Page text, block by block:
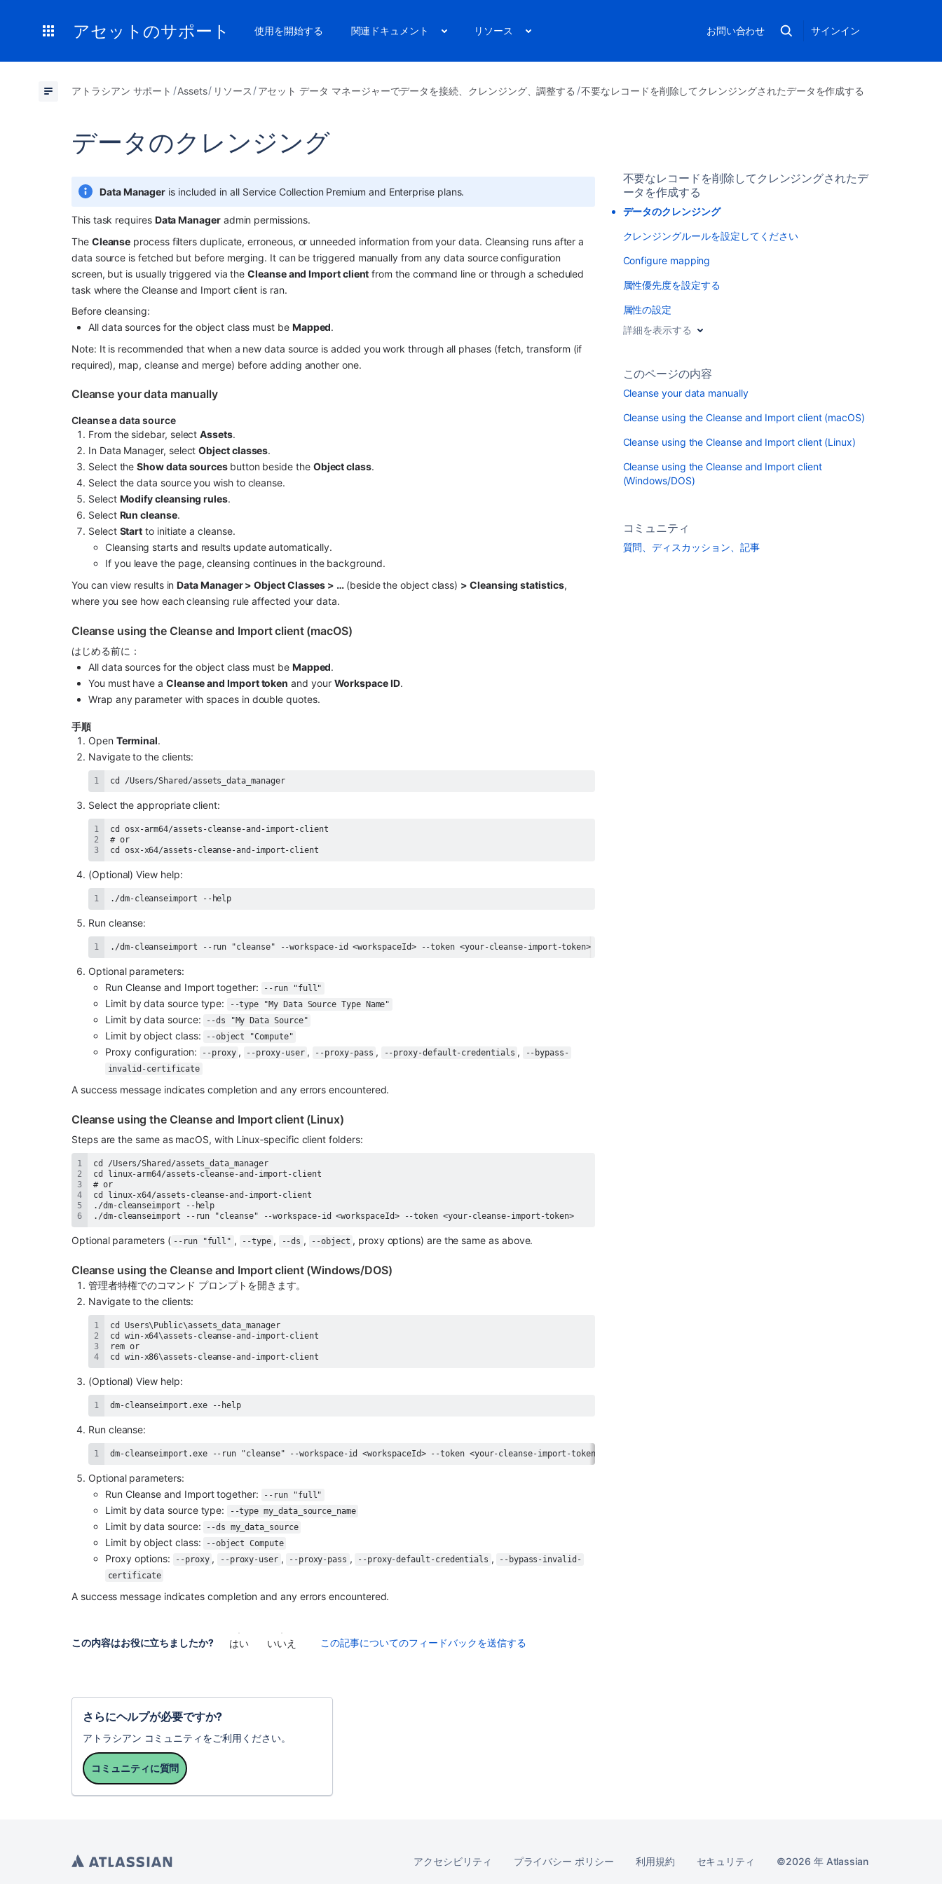
アセットのサポート 使用を開始する 関連ドキュメント リソース お問い合わせ サインイン
アトラシアン サポート Assets リソース アセット データ マネージャーでデータを接続、クレンジング、調整する 不要なレコードを削除してクレンジングされたデータを作成する
データのクレンジング
Data Manager is included in all Service Collection Premium and Enterprise plans.
This task requires Data Manager admin permissions.
The Cleanse process filters duplicate, erroneous, or unneeded information from your data. Cleansing runs after a
data source is fetched but before merging. It can be triggered manually from any data source configuration
screen, but is usually triggered via the Cleanse and Import client from the command line or through a scheduled
task where the Cleanse and Import client is ran.
Before cleansing:
All data sources for the object class must be Mapped.
Note: It is recommended that when a new data source is added you work through all phases (fetch, transform (if
required), map, cleanse and merge) before adding another one.
Cleanse your data manually
Cleanse a data source
From the sidebar, select Assets.
In Data Manager, select Object classes.
Select the Show data sources button beside the Object class.
Select the data source you wish to cleanse.
Select Modify cleansing rules.
Select Run cleanse.
Select Start to initiate a cleanse.
Cleansing starts and results update automatically.
If you leave the page, cleansing continues in the background.
You can view results in Data Manager > Object Classes > … (beside the object class) > Cleansing statistics,
where you see how each cleansing rule affected your data.
Cleanse using the Cleanse and Import client (macOS)
はじめる前に：
All data sources for the object class must be Mapped.
You must have a Cleanse and Import token and your Workspace ID.
Wrap any parameter with spaces in double quotes.
手順
Open Terminal.
Navigate to the clients:
cd /Users/Shared/assets_data_manager
Select the appropriate client:
# or
cd osx-x64/assets-cleanse-and-import-client
(Optional) View help:
./dm-cleanseimport --help
Run cleanse:
./dm-cleanseimport --run "cleanse" --workspace-id <workspaceId> --token <your-cleanse-import-token>
Optional parameters:
Run Cleanse and Import together:
--run "full"
Limit by data source type: --type "My Data Source Type Name"
Limit by data source: --ds "My Data Source"
Limit by object class: --object "Compute"
Proxy configuration: --proxy , --proxy-user , --proxy-pass , --proxy-default-credentials ,
--bypass-
invalid-certificate
A success message indicates completion and any errors encountered.
Cleanse using the Cleanse and Import client (Linux)
Steps are the same as macOS, with Linux‑specific client folders:
cd /Users/Shared/assets_data_manager
# or
./dm-cleanseimport --run "cleanse" --workspace-id <workspaceId> --token <your-cleanse-import-token>
Optional parameters ( --run "full" , --type , --ds , --object , proxy options) are the same as above.
Cleanse using the Cleanse and Import client (Windows/DOS)
管理者特権でのコマンド プロンプトを開きます。
Navigate to the clients:
cd Users\Public\assets_data_manager
rem or
cd win-x86\assets-cleanse-and-import-client
(Optional) View help:
dm-cleanseimport.exe --help
Run cleanse:
dm-cleanseimport.exe --run "cleanse" --workspace-id <workspaceId> --token <your-cleanse-import-token>
Optional parameters:
Run Cleanse and Import together:
--run "full"
Limit by data source type: --type my_data_source_name
Limit by data source: --ds my_data_source
Limit by object class: --object Compute
Proxy options: --proxy , --proxy-user , --proxy-pass , --proxy-default-credentials ,
--bypass-invalid-
certificate
A success message indicates completion and any errors encountered.
この内容はお役に立ちましたか? はい いいえ この記事についてのフィードバックを送信する
さらにヘルプが必要ですか?
アトラシアン コミュニティをご利用ください。
コミュニティに質問
不要なレコードを削除してクレンジングされたデ
ータを作成する
データのクレンジング
クレンジングルールを設定してください
Configure mapping
属性優先度を設定する
属性の設定
詳細を表示する
このページの内容
Cleanse your data manually
Cleanse using the Cleanse and Import client (macOS)
Cleanse using the Cleanse and Import client (Linux)
Cleanse using the Cleanse and Import client
(Windows/DOS)
コミュニティ
質問、ディスカッション、記事
アクセシビリティ プライバシー ポリシー 利用規約 セキュリティ 2026 年Atlassian